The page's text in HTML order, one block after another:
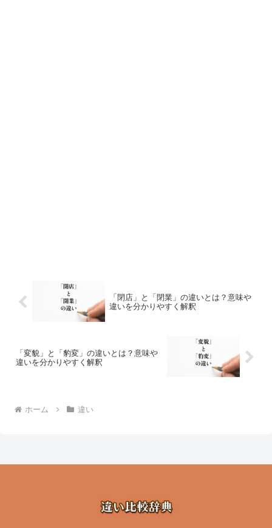
「閉店」と「閉業」の違いとは？意味や
違いを分かりやすく解釈
「変貌」と「豹変」の違いとは？意味や
違いを分かりやすく解釈
ホーム 違い